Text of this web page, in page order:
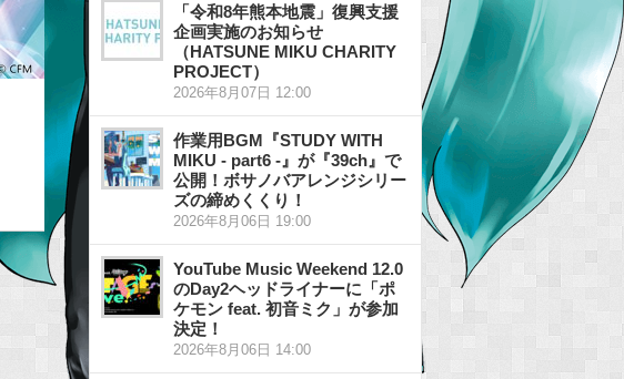
「令和8年熊本地震」復興支援
企画実施のお知らせ
（HATSUNE MIKU CHARITY
PROJECT）
2026年8月07日 12:00
作業用BGM『STUDY WITH
MIKU - part6 -』が『39ch』で
公開！ボサノバアレンジシリー
ズの締めくくり！
2026年8月06日 19:00
YouTube Music Weekend 12.0
のDay2ヘッドライナーに「ポ
ケモン feat. 初音ミク」が参加
決定！
2026年8月06日 14:00